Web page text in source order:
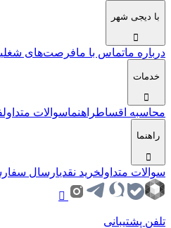
با دیجی شهر
درباره ماتماس با مافرصت‌های شغلی
خدمات
محاسبه اقساطراهنماسوالات متداول
راهنما
سوالات متداولخرید نقدیارسال
تلفن پشتیبانی